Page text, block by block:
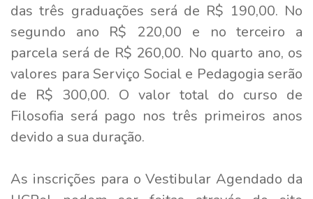
das três graduações será de R$ 190,00. No
segundo ano R$ 220,00 e no terceiro a
parcela será de R$ 260,00. No quarto ano, os
valores para Serviço Social e Pedagogia serão
de R$ 300,00. O valor total do curso de
Filosofia será pago nos três primeiros anos
devido a sua duração.
As inscrições para o Vestibular Agendado da